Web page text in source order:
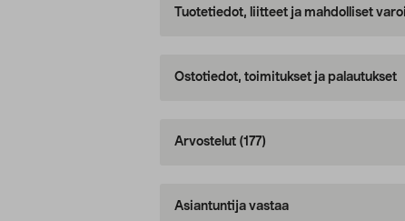
Tuotetiedot, liitteet ja mahdolliset
Ostotiedot, toimitukset ja palautukset
Arvostelut (177)
Asiantuntija vastaa